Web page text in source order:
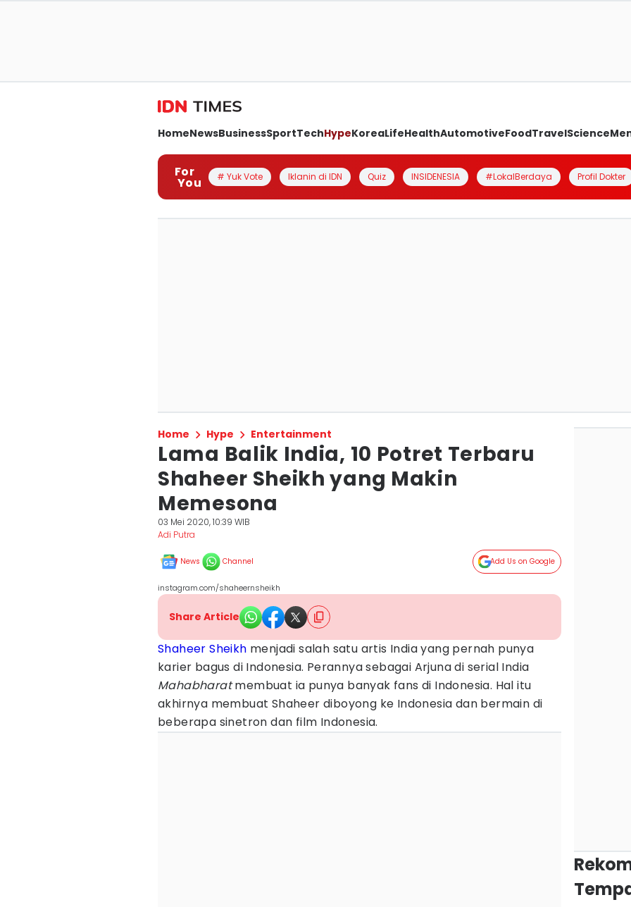
HomeNewsBusinessSportTechHypeKoreaLifeHealthAutomotiveFoodTravelScience
For
You # Yuk Vote Iklanin di IDN Quiz INSIDENESIA #LokalBerdaya Profil Dokter
Home Hype Entertainment
Lama Balik India, 10 Potret Terbaru
Shaheer Sheikh yang Makin
Memesona
03 Mei 2020, 10:39 WIB
Adi Putra
News Channel Add Us on Google
instagram.com/shaheernsheikh
Share Article
Shaheer Sheikh menjadi salah satu artis India yang pernah punya
karier bagus di Indonesia. Perannya sebagai Arjuna di serial India
Mahabharatmembuat ia punya banyak fans di Indonesia. Hal itu
akhirnya membuat Shaheer diboyong ke Indonesia dan bermain di
beberapa sinetron dan film Indonesia.